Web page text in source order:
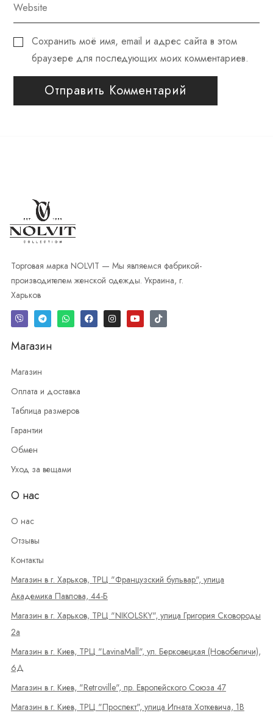
Сохранить моё имя, email и адрес сайта в этом
браузере для последующих моих комментариев.
Отправить Комментарий
Торговая марка NOLVIT — Мы являемся фабрикой-
производителем женской одежды. Украина, г.
Харьков
Магазин
Магазин
Оплата и доставка
Таблица размеров
Гарантии
Обмен
Уход за вещами
О нас
О нас
Отзывы
Контакты
Магазин в г. Харьков, ТРЦ "Французский бульвар", улица
Академика Павлова, 44-Б
Магазин в г. Харьков, ТРЦ "NIKOLSKY", улица Григория Сковороды
2а
Магазин в г. Киев, ТРЦ "LavinaMall", ул. Берковецкая (Новобеличи),
6Д
Магазин в г. Киев, "Retroville", пр. Европейского Союза 47
Магазин в г. Киев, ТРЦ "Проспект", улица Игната Хоткевича, 1В